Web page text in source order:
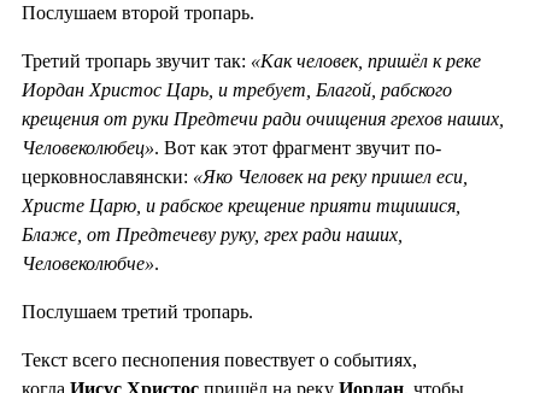
Послушаем второй тропарь.
Третий тропарь звучит так: «Как человек, пришёл к реке
Иордан Христос Царь, и требует, Благой, рабского
крещения от руки Предтечи ради очищения грехов наших,
Человеколюбец». Вот как этот фрагмент звучит по-
церковнославянски: «Яко Человек на реку пришел еси,
Христе Царю, и рабское крещение прияти тщишися,
Блаже, от Предтечеву руку, грех ради наших,
Человеколюбче».
Послушаем третий тропарь.
Текст всего песнопения повествует о событиях,